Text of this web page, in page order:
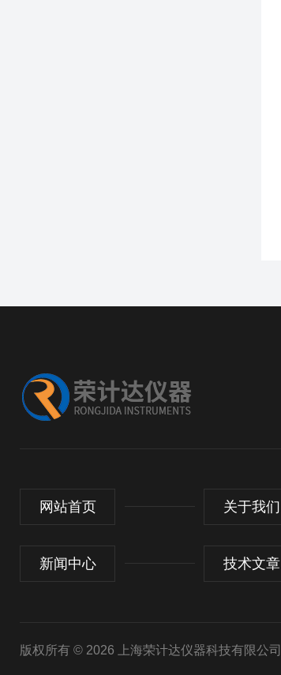
网站首页 关于我们
新闻中心 技术文章
版权所有 © 2026 上海荣计达仪器科技有限公司